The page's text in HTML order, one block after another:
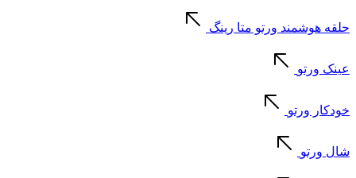
حلقه هوشمند ورتو متا رینگ
عینک ورتو
خودکار ورتو
شال ورتو